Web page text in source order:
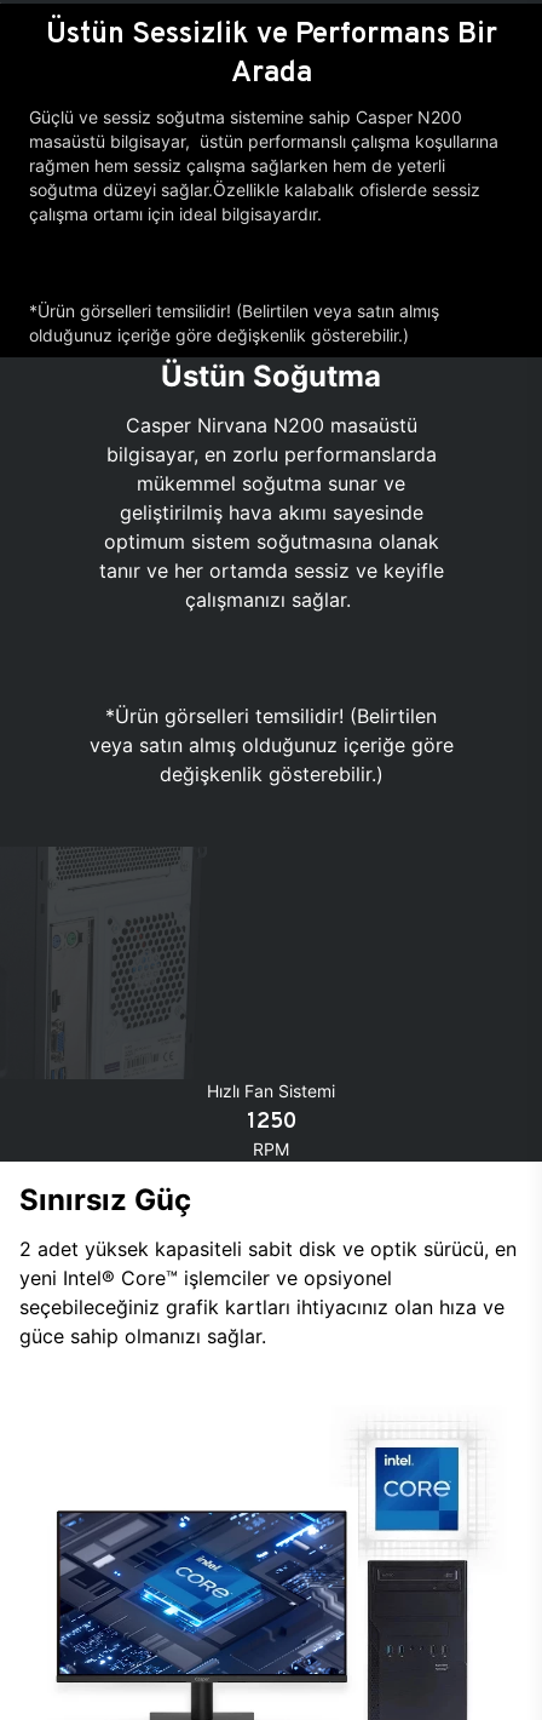
Üstün Sessizlik ve Performans Bir
Arada
Güçlü ve sessiz soğutma sistemine sahip Casper N200
masaüstü bilgisayar, üstün performanslı çalışma koşullarına
rağmen hem sessiz çalışma sağlarken hem de yeterli
soğutma düzeyi sağlar.Özellikle kalabalık ofislerde sessiz
çalışma ortamı için ideal bilgisayardır.
*Ürün görselleri temsilidir! (Belirtilen veya satın almış
olduğunuz içeriğe göre değişkenlik gösterebilir.)
Üstün Soğutma
Casper Nirvana N200 masaüstü
bilgisayar, en zorlu performanslarda
mükemmel soğutma sunar ve
geliştirilmiş hava akımı sayesinde
optimum sistem soğutmasına olanak
tanır ve her ortamda sessiz ve keyifle
çalışmanızı sağlar.
*Ürün görselleri temsilidir! (Belirtilen
veya satın almış olduğunuz içeriğe göre
değişkenlik gösterebilir.)
Hızlı Fan Sistemi
1250
RPM
Sınırsız Güç
2 adet yüksek kapasiteli sabit disk ve optik sürücü, en
yeni Intel® Core™ işlemciler ve opsiyonel
seçebileceğiniz grafik kartları ihtiyacınız olan hıza ve
güce sahip olmanızı sağlar.